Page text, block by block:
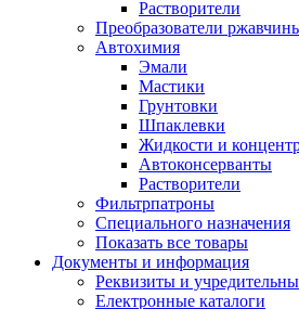
Растворители
Преобразователи
Автохимия
Эмали
Мастики
Грунтовки
Шпаклевки
Жидкости и
Автоконсерванты
Растворители
Фильтрпатроны
Специального назначения
Показать все товары
Документы и информация
Реквизиты и
Електронные каталоги